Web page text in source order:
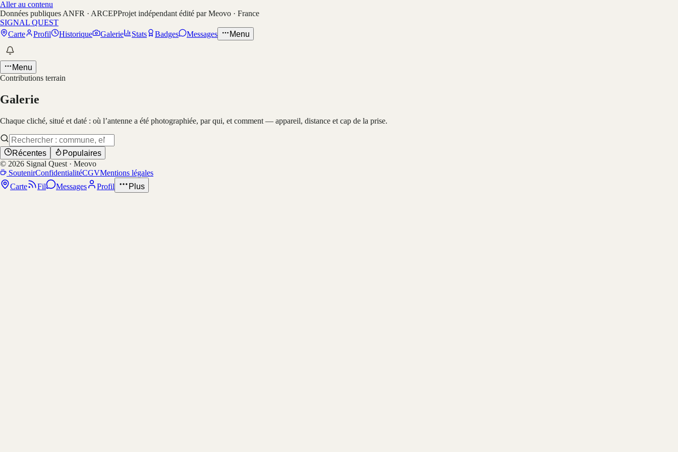
Aller au contenu
Données publiques ANFR · ARCEPProjet indépendant édité par Meovo · France
SIGNAL QUEST
Carte
Profil Historique Galerie Stats Badges Messages Menu
Menu
Contributions terrain
Galerie
Chaque cliché, situé et daté : où l’antenne a été photographiée, par qui, et comment — appareil, distance et cap de la prise.
Récentes
Populaires
© 2026 Signal Quest · Meovo
SoutenirConfidentialitéCGVMentions légales
Carte
Fil Messages Profil Plus